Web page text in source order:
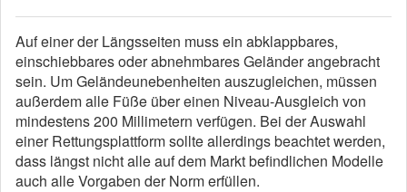
Auf einer der Längsseiten muss ein abklappbares,
einschiebbares oder abnehmbares Geländer angebracht
sein. Um Geländeunebenheiten auszugleichen, müssen
außerdem alle Füße über einen Niveau-Ausgleich von
mindestens 200 Millimetern verfügen. Bei der Auswahl
einer Rettungsplattform sollte allerdings beachtet werden,
dass längst nicht alle auf dem Markt befindlichen Modelle
auch alle Vorgaben der Norm erfüllen.